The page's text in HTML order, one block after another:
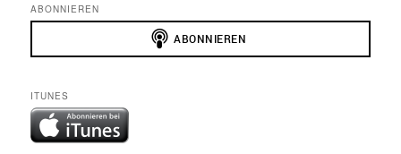
ABONNIEREN
ITUNES